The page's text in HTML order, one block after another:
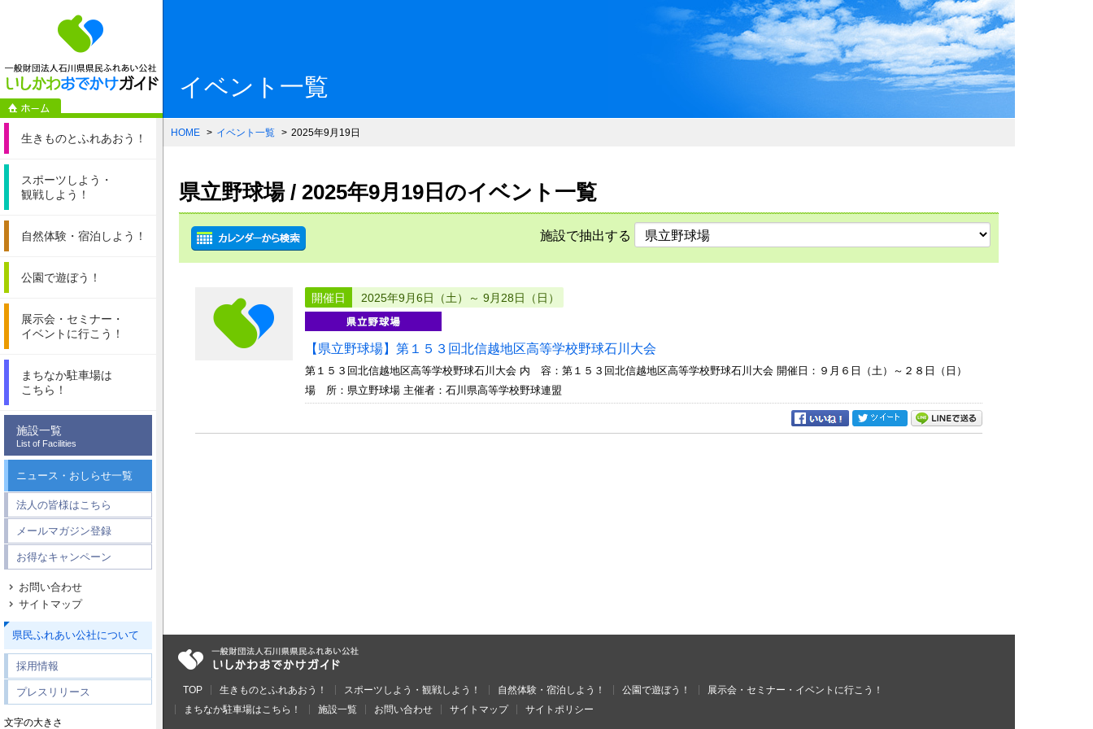
一般財団法人石川県県民ふれあい公社 いしかわおでかけガイド
生きものとふれあおう！
スポーツしよう・
観戦しよう！
自然体験・ 宿泊しよう！
公園で遊ぼう！
展示会・セミナー・
イベントに行こう！
まちなか駐車場は
こちら！
施設一覧
List of Facilities
ニュース・おしらせ一覧
法人の皆様はこちら
メールマガジン登録
お得なキャンペーン
お問い合わせ
サイトマップ
県民ふれあい公社について
採用情報
プレスリリース
文字の大きさ
イベント一覧
HOME イベント一覧 2025年9月19日
県立野球場 / 2025年9月19日のイベント一覧
施設で抽出する
開催日 2025年9月6日（土）～ 9月28日（日）
【県立野球場】第１５３回北信越地区高等学校野球石川大会
第１５３回北信越地区高等学校野球石川大会 内 容：第１５３回北信越地区高等学校野球石川大会 開催日：９月６日（土）～２８日（日）
場 所：県立野球場 主催者：石川県高等学校野球連盟
TOP 生きものとふれあおう！ スポーツしよう・観戦しよう！ 自然体験・宿泊しよう！ 公園で遊ぼう！
展示会・セミナー・イベントに行こう！
まちなか駐車場はこちら！
施設一覧 お問い合わせ サイトマップ サイトポリシー